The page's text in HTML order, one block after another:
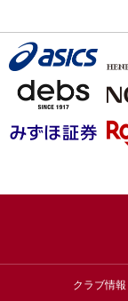
クラブ情報